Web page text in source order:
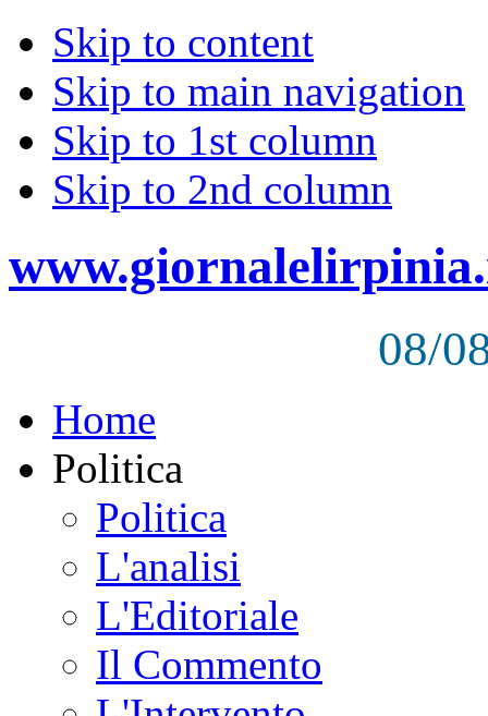
Skip to content
Skip to main navigation
Skip to 1st column
Skip to 2nd column
08/
Home
Politica
Politica
L'analisi
L'Editoriale
Il Commento